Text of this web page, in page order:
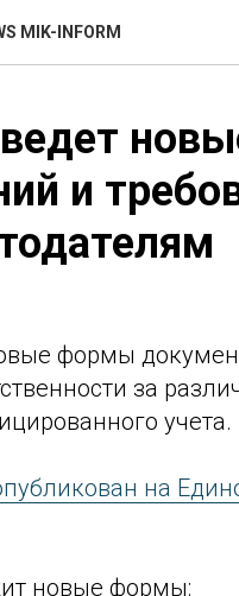
MIK-INFORM
и
формы
за
учета.
на
новые формы: